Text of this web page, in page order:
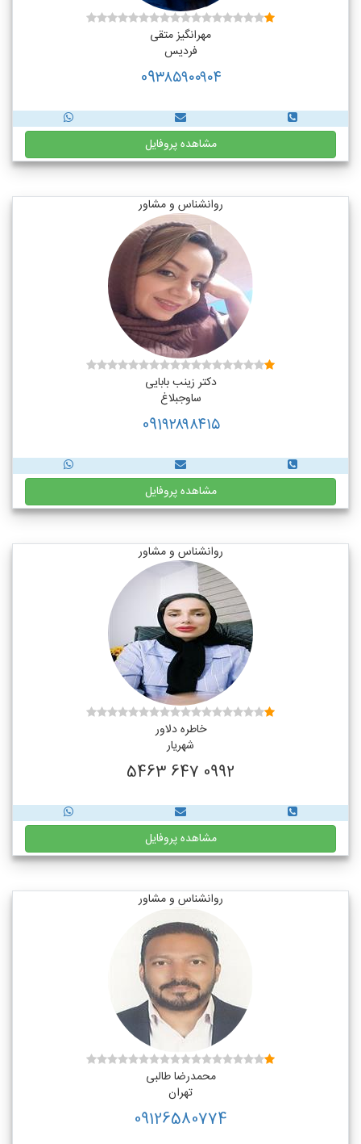
مهرانگیز متقی
فردیس
09۳۸۵۹۰۰۹۰۴
مشاهده پروفایل
روانشناس و مشاور
دکتر زینب بابایی
ساوجبلاغ
091۹۲۸۹۸۴۱۵
مشاهده پروفایل
روانشناس و مشاور
خاطره دلاور
شهریار
0992 647 5463
مشاهده پروفایل
روانشناس و مشاور
محمدرضا طالبی
تهران
09126580774